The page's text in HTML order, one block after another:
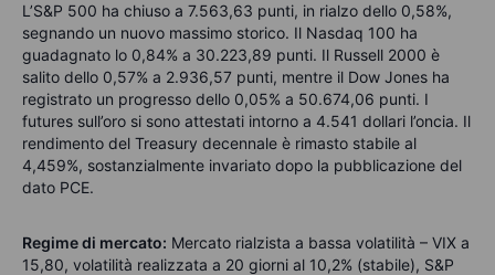
L’S&P 500 ha chiuso a 7.563,63 punti, in rialzo dello 0,58%,
segnando un nuovo massimo storico. Il Nasdaq 100 ha
guadagnato lo 0,84% a 30.223,89 punti. Il Russell 2000 è
salito dello 0,57% a 2.936,57 punti, mentre il Dow Jones ha
registrato un progresso dello 0,05% a 50.674,06 punti. I
futures sull’oro si sono attestati intorno a 4.541 dollari l’oncia. Il
rendimento del Treasury decennale è rimasto stabile al
4,459%, sostanzialmente invariato dopo la pubblicazione del
dato PCE.
Regime di mercato: Mercato rialzista a bassa volatilità – VIX a
15,80, volatilità realizzata a 20 giorni al 10,2% (stabile), S&P